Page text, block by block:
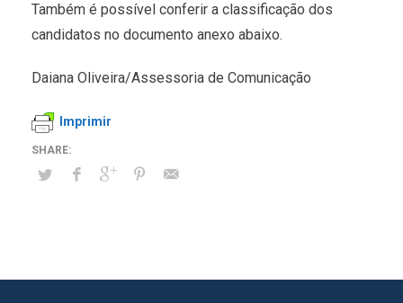
Também é possível conferir a classificação dos
candidatos no documento anexo abaixo.
Daiana Oliveira/Assessoria de Comunicação
Imprimir